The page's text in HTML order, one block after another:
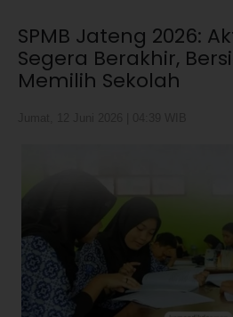
SPMB Jateng 2026:
Segera Berakhir,
Memilih Sekolah